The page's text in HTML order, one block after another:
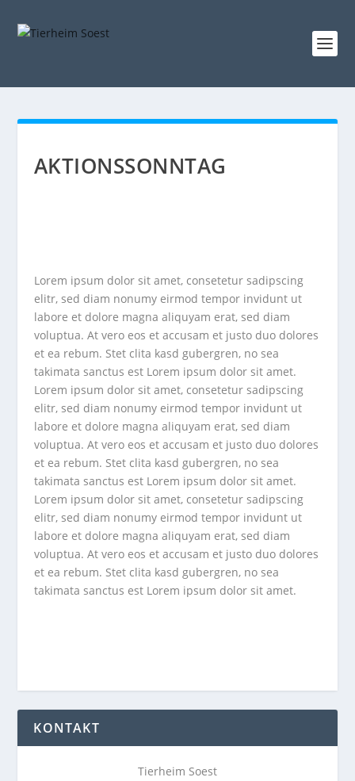
AKTIONSSONNTAG
Lorem ipsum dolor sit amet, consetetur sadipscing
elitr, sed diam nonumy eirmod tempor invidunt ut
labore et dolore magna aliquyam erat, sed diam
voluptua. At vero eos et accusam et justo duo dolores
et ea rebum. Stet clita kasd gubergren, no sea
takimata sanctus est Lorem ipsum dolor sit amet.
Lorem ipsum dolor sit amet, consetetur sadipscing
elitr, sed diam nonumy eirmod tempor invidunt ut
labore et dolore magna aliquyam erat, sed diam
voluptua. At vero eos et accusam et justo duo dolores
et ea rebum. Stet clita kasd gubergren, no sea
takimata sanctus est Lorem ipsum dolor sit amet.
Lorem ipsum dolor sit amet, consetetur sadipscing
elitr, sed diam nonumy eirmod tempor invidunt ut
labore et dolore magna aliquyam erat, sed diam
voluptua. At vero eos et accusam et justo duo dolores
et ea rebum. Stet clita kasd gubergren, no sea
takimata sanctus est Lorem ipsum dolor sit amet.
KONTAKT
Tierheim Soest